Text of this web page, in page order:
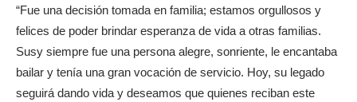
“Fue una decisión tomada en familia; estamos orgullosos y
felices de poder brindar esperanza de vida a otras familias.
Susy siempre fue una persona alegre, sonriente, le encantaba
bailar y tenía una gran vocación de servicio. Hoy, su legado
seguirá dando vida y deseamos que quienes reciban este